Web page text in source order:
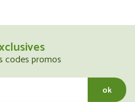
codes promos